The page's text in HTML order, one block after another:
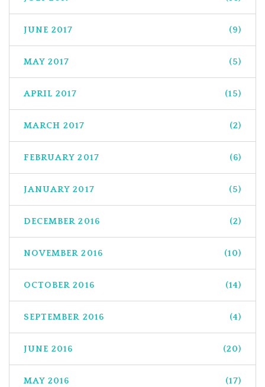
JUNE 2017 (9)
MAY 2017 (5)
APRIL 2017 (15)
MARCH 2017 (2)
FEBRUARY 2017 (6)
JANUARY 2017 (5)
DECEMBER 2016 (2)
NOVEMBER 2016 (10)
OCTOBER 2016 (14)
SEPTEMBER 2016 (4)
JUNE 2016 (20)
MAY 2016 (17)